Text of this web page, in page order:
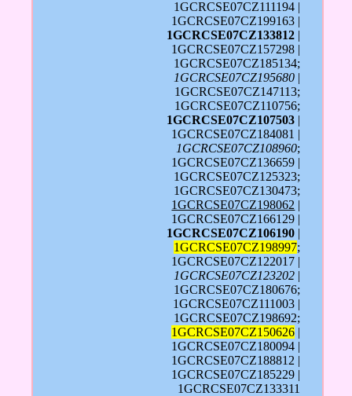
1GCRCSE07CZ111194 |
1GCRCSE07CZ199163 |
1GCRCSE07CZ133812 |
1GCRCSE07CZ157298 |
1GCRCSE07CZ185134;
1GCRCSE07CZ195680 |
1GCRCSE07CZ147113;
1GCRCSE07CZ110756;
1GCRCSE07CZ107503 |
1GCRCSE07CZ184081 |
1GCRCSE07CZ108960;
1GCRCSE07CZ136659 |
1GCRCSE07CZ125323;
1GCRCSE07CZ130473;
1GCRCSE07CZ198062 |
1GCRCSE07CZ166129 |
1GCRCSE07CZ106190 |
1GCRCSE07CZ198997;
1GCRCSE07CZ122017 |
1GCRCSE07CZ123202 |
1GCRCSE07CZ180676;
1GCRCSE07CZ111003 |
1GCRCSE07CZ198692;
1GCRCSE07CZ150626 |
1GCRCSE07CZ180094 |
1GCRCSE07CZ188812 |
1GCRCSE07CZ185229 |
1GCRCSE07CZ133311